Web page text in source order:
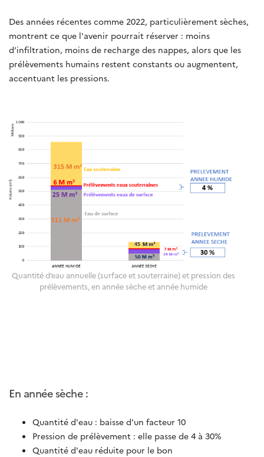
Des années récentes comme 2022, particulièrement sèches,
montrent ce que l'avenir pourrait réserver : moins
d’infiltration, moins de recharge des nappes, alors que les
prélèvements humains restent constants ou augmentent,
accentuant les pressions.
Quantité d’eau annuelle (surface et souterraine) et pression des
prélèvements, en année sèche et année humide
En année sèche :
Quantité d'eau : baisse d'un facteur 10
Pression de prélèvement : elle passe de 4 à 30%
Quantité d'eau réduite pour le bon